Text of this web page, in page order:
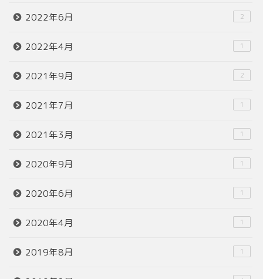
2022年6月 2
2022年4月 1
2021年9月 2
2021年7月 1
2021年3月 1
2020年9月 1
2020年6月 1
2020年4月 1
2019年8月 1